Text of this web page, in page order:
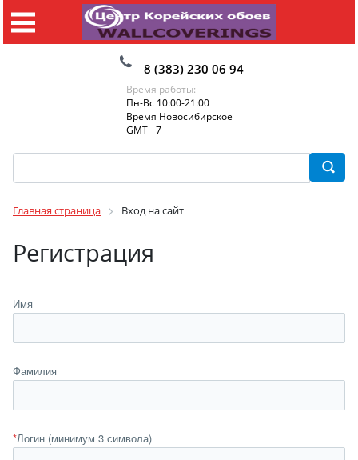
8 (383) 230 06 94
Время работы:
Пн-Вс 10:00-21:00
Время Новосибирское
GMT +7
Главная страница Вход на сайт
Регистрация
Имя
Фамилия
*Логин (минимум 3 символа)